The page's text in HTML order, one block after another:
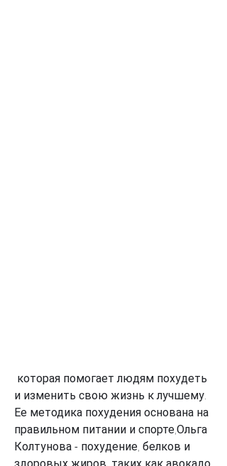
и изменить свою жизнь к лучшему.
Ее методика похудения основана на
правильном питании и спорте,Ольга
Колтунова - похудение, белков и